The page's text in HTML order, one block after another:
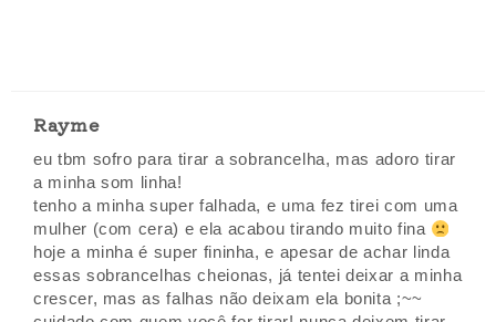
Rayme
eu tbm sofro para tirar a sobrancelha, mas adoro tirar
a minha som linha!
tenho a minha super falhada, e uma fez tirei com uma
mulher (com cera) e ela acabou tirando muito fina
hoje a minha é super fininha, e apesar de achar linda
essas sobrancelhas cheionas, já tentei deixar a minha
crescer, mas as falhas não deixam ela bonita ;~~